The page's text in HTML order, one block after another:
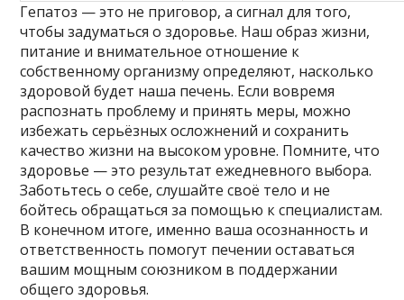
Гепатоз — это не приговор, а сигнал для того,
чтобы задуматься о здоровье. Наш образ жизни,
питание и внимательное отношение к
собственному организму определяют, насколько
здоровой будет наша печень. Если вовремя
распознать проблему и принять меры, можно
избежать серьёзных осложнений и сохранить
качество жизни на высоком уровне. Помните, что
здоровье — это результат ежедневного выбора.
Заботьтесь о себе, слушайте своё тело и не
бойтесь обращаться за помощью к специалистам.
В конечном итоге, именно ваша осознанность и
ответственность помогут печении оставаться
вашим мощным союзником в поддержании
общего здоровья.